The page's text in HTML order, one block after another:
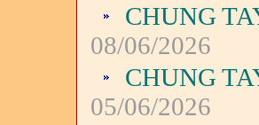
CHUNG
08/06/2026
CHUNG
05/06/2026